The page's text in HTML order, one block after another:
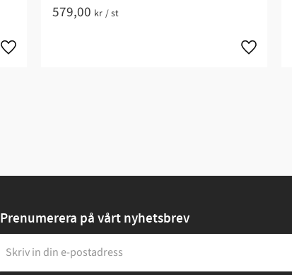
579,00 kr /st
Prenumerera på vårt nyhetsbrev